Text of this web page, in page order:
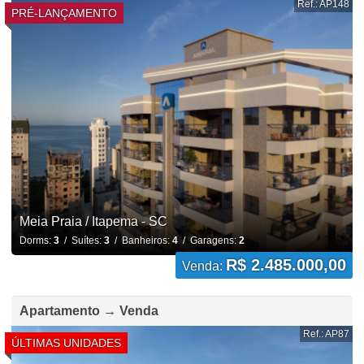
PRÉ-LANÇAMENTO
Ref.: AP148
Meia Praia / Itapema - SC
Dorms: 3/ Suítes: 3/ Banheiros: 4/ Garagens: 2
Venda: R$ 2.485.000,00
Apartamento → Venda
ÚLTIMAS UNIDADES
Ref.: AP87